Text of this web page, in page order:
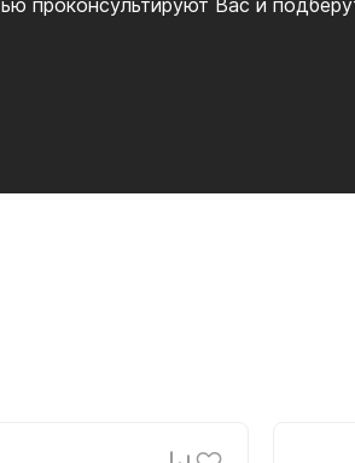
проконсультируют Вас и